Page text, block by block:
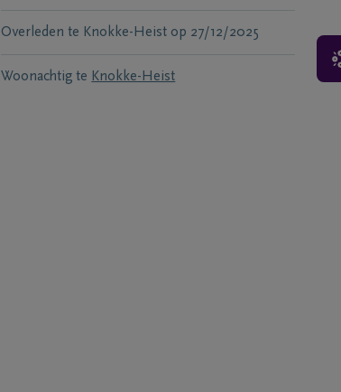
Overleden te Knokke-Heist op 27/12/2025
Woonachtig te Knokke-Heist